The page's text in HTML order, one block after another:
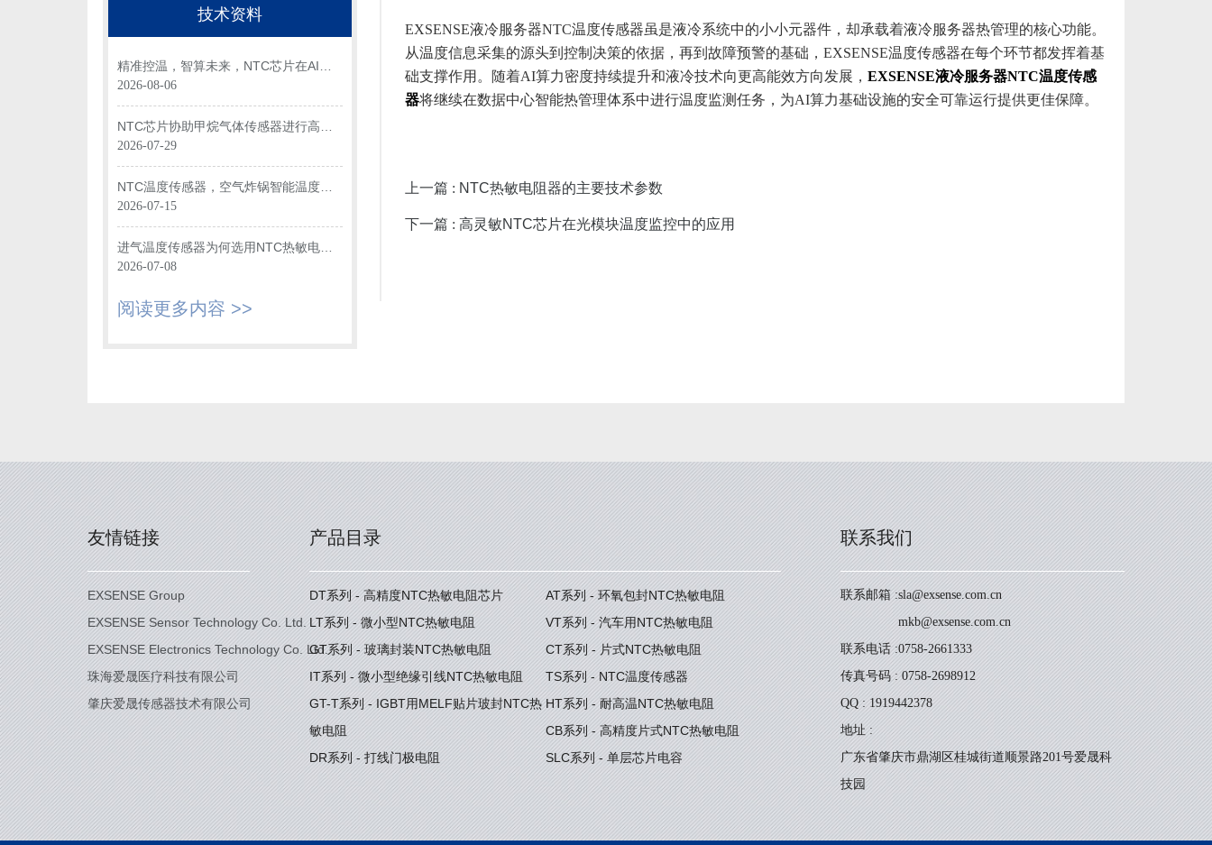
技术资料
精准控温，智算未来，NTC芯片在AI数
据中心光模块中的关键应用
2026-08-06
NTC芯片协助甲烷气体传感器进行高效
温度监测
2026-07-29
NTC温度传感器，空气炸锅智能温度监
控“大脑”
2026-07-15
进气温度传感器为何选用NTC热敏电阻
进行温度监测？
2026-07-08
阅读更多内容 >>
EXSENSE液冷服务器NTC温度传感器虽是液冷系统中的小小元器件，却承载着液冷服务器热管理的核心功能。
从温度信息采集的源头到控制决策的依据，再到故障预警的基础，EXSENSE温度传感器在每个环节都发挥着基
础支撑作用。随着AI算力密度持续提升和液冷技术向更高能效方向发展，EXSENSE液冷服务器NTC温度传感
器将继续在数据中心智能热管理体系中进行温度监测任务，为AI算力基础设施的安全可靠运行提供更佳保障。
上一篇 : NTC热敏电阻器的主要技术参数
下一篇 :高灵敏NTC芯片在光模块温度监控中的应用
友情链接
EXSENSE Group
EXSENSE Sensor Technology Co. Ltd.
EXSENSE Electronics Technology Co. Ltd.
珠海爱晟医疗科技有限公司
肇庆爱晟传感器技术有限公司
产品目录
DT系列 - 高精度NTC热敏电阻芯片
AT系列 - 环氧包封NTC热敏电阻
LT系列 - 微小型NTC热敏电阻
VT系列 - 汽车用NTC热敏电阻
GT系列 - 玻璃封装NTC热敏电阻
CT系列 - 片式NTC热敏电阻
IT系列 - 微小型绝缘引线NTC热敏电阻
TS系列 - NTC温度传感器
GT-T系列 - IGBT用MELF贴片玻封NTC热
敏电阻
HT系列 - 耐高温NTC热敏电阻
CB系列 - 高精度片式NTC热敏电阻
DR系列 - 打线门极电阻
SLC系列 - 单层芯片电容
联系我们
联系邮箱 :sla@exsense.com.cn
mkb@exsense.com.cn
联系电话 :0758-2661333
传真号码 : 0758-2698912
QQ : 1919442378
地址 :
广东省肇庆市鼎湖区桂城街道顺景路201号爱晟科
技园